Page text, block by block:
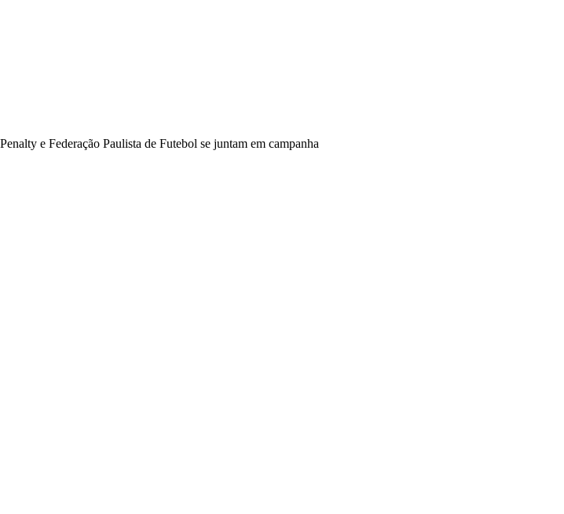
Penalty e Federação Paulista de Futebol se juntam em campanha